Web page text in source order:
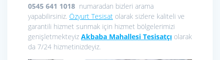
0545 641 1018 numaradan bizleri arama
yapabilirsiniz. Özyurt Tesisat olarak sizlere kaliteli ve
garantili hizmet sunmak için hizmet bölgelerimizi
genişletmekteyiz Akbaba Mahallesi Tesisatçı olarak
da 7/24 hizmetinizdeyiz.